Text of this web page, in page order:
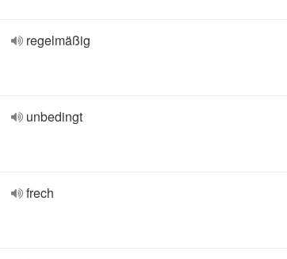
regelmäßig
unbedingt
frech